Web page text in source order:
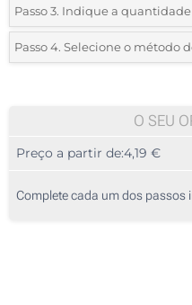
*Selecione o tipo de marcação
1 Cor (Num lado)
Passo 3. Indique a quantidade
*Quantidade mínima:10
20
50
Passo 4. Selecione o método
O SEU
Preço a partir de:4,19 €
Complete cada um dos passos